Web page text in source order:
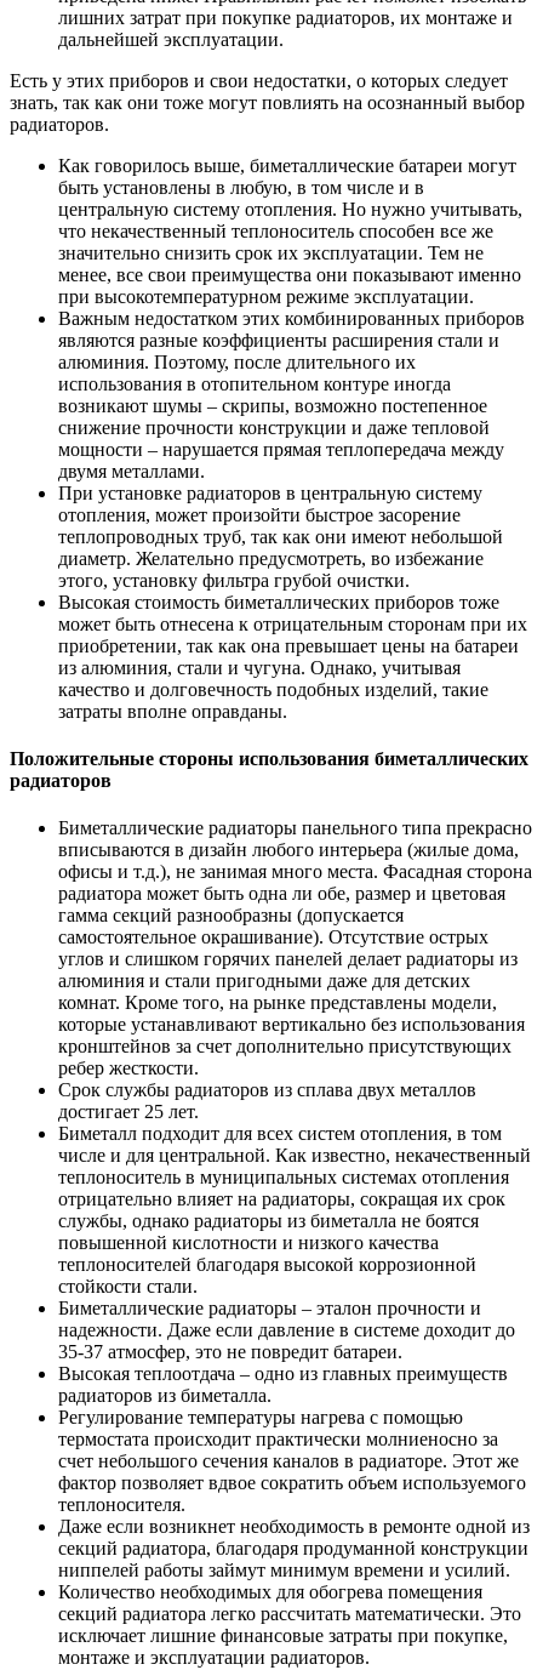
лишних затрат при покупке радиаторов, их монтаже и
дальнейшей эксплуатации.
Есть у этих приборов и свои недостатки, о которых следует
знать, так как они тоже могут повлиять на осознанный выбор
радиаторов.
Как говорилось выше, биметаллические батареи могут
быть установлены в любую, в том числе и в
центральную систему отопления. Но нужно учитывать,
что некачественный теплоноситель способен все же
значительно снизить срок их эксплуатации. Тем не
менее, все свои преимущества они показывают именно
при высокотемпературном режиме эксплуатации.
Важным недостатком этих комбинированных приборов
являются разные коэффициенты расширения стали и
алюминия. Поэтому, после длительного их
использования в отопительном контуре иногда
возникают шумы – скрипы, возможно постепенное
снижение прочности конструкции и даже тепловой
мощности – нарушается прямая теплопередача между
двумя металлами.
При установке радиаторов в центральную систему
отопления, может произойти быстрое засорение
теплопроводных труб, так как они имеют небольшой
диаметр. Желательно предусмотреть, во избежание
этого, установку фильтра грубой очистки.
Высокая стоимость биметаллических приборов тоже
может быть отнесена к отрицательным сторонам при их
приобретении, так как она превышает цены на батареи
из алюминия, стали и чугуна. Однако, учитывая
качество и долговечность подобных изделий, такие
затраты вполне оправданы.
Положительные стороны использования биметаллических
радиаторов
Биметаллические радиаторы панельного типа прекрасно
вписываются в дизайн любого интерьера (жилые дома,
офисы и т.д.), не занимая много места. Фасадная сторона
радиатора может быть одна ли обе, размер и цветовая
гамма секций разнообразны (допускается
самостоятельное окрашивание). Отсутствие острых
углов и слишком горячих панелей делает радиаторы из
алюминия и стали пригодными даже для детских
комнат. Кроме того, на рынке представлены модели,
которые устанавливают вертикально без использования
кронштейнов за счет дополнительно присутствующих
ребер жесткости.
Срок службы радиаторов из сплава двух металлов
достигает 25 лет.
Биметалл подходит для всех систем отопления, в том
числе и для центральной. Как известно, некачественный
теплоноситель в муниципальных системах отопления
отрицательно влияет на радиаторы, сокращая их срок
службы, однако радиаторы из биметалла не боятся
повышенной кислотности и низкого качества
теплоносителей благодаря высокой коррозионной
стойкости стали.
Биметаллические радиаторы – эталон прочности и
надежности. Даже если давление в системе доходит до
35-37 атмосфер, это не повредит батареи.
Высокая теплоотдача – одно из главных преимуществ
радиаторов из биметалла.
Регулирование температуры нагрева с помощью
термостата происходит практически молниеносно за
счет небольшого сечения каналов в радиаторе. Этот же
фактор позволяет вдвое сократить объем используемого
теплоносителя.
Даже если возникнет необходимость в ремонте одной из
секций радиатора, благодаря продуманной конструкции
ниппелей работы займут минимум времени и усилий.
Количество необходимых для обогрева помещения
секций радиатора легко рассчитать математически. Это
исключает лишние финансовые затраты при покупке,
монтаже и эксплуатации радиаторов.